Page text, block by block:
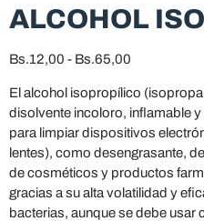
ALCOHOL
Bs.12,00 - Bs.65,00
El alcohol isopropílico
disolvente incoloro, inflamable
para limpiar dispositivos
lentes), como desengrasante,
de cosméticos y productos
gracias a su alta volatilidad y
bacterias, aunque se debe usar